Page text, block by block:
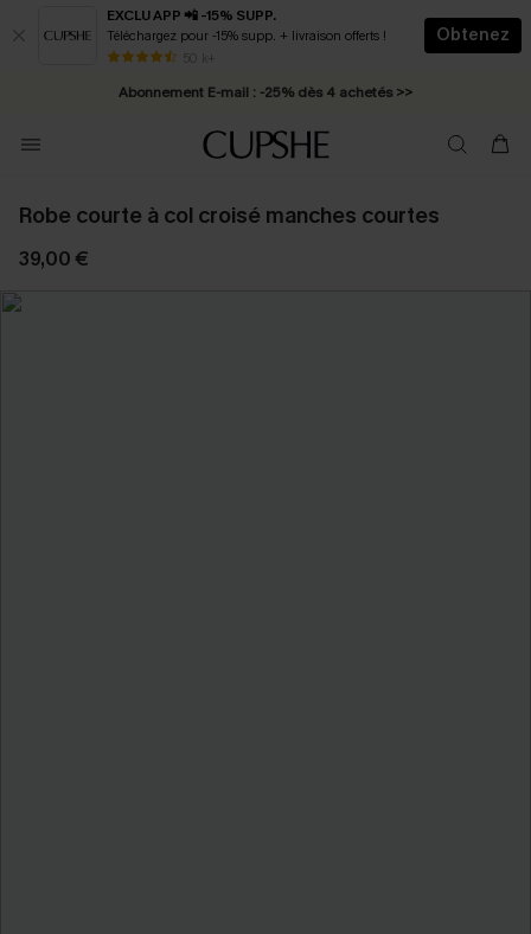
EXCLU APP 📲 -15% SUPP.
Téléchargez pour -15% supp. + livraison offerts !
50 k+
Obtenez
* Livraison éclair 2-3 jours ouvrés >>
Abonnement E-mail : -25% dès 4 achetés >>
Robe courte à col croisé manches courtes
39,00 €